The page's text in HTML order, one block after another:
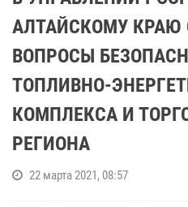
АЛТАЙСКОМУ КРАЮ
ВОПРОСЫ
ТОПЛИВНО-
КОМПЛЕКСА И
РЕГИОНА
22 марта 2021, 08:57